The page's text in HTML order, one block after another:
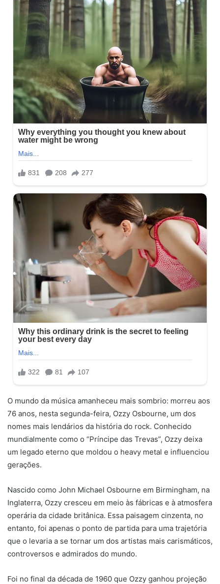
O mundo da música amanheceu mais sombrio: morreu aos
76 anos, nesta segunda-feira, Ozzy Osbourne, um dos
nomes mais lendários da história do rock. Conhecido
mundialmente como o “Príncipe das Trevas”, Ozzy deixa
um legado eterno que moldou o heavy metal e influenciou
gerações.
Nascido como John Michael Osbourne em Birmingham, na
Inglaterra, Ozzy cresceu em meio às fábricas e à atmosfera
operária da cidade britânica. Essa paisagem cinzenta, no
entanto, foi apenas o ponto de partida para uma trajetória
que o levaria a se tornar um dos artistas mais carismáticos,
controversos e admirados do mundo.
Foi no final da década de 1960 que Ozzy ganhou projeção